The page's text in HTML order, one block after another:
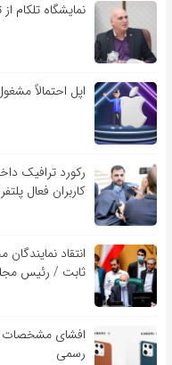
نمایشگاه تلکام
اپل احتمالاً
رکورد ترافیک
کاربران فعال
انتقاد
ثابت / رئیس
رسمی